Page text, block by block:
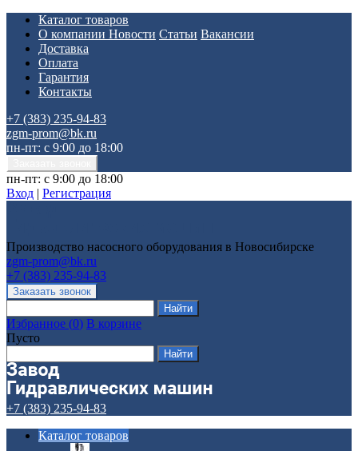
Каталог товаров
О компании Новости Статьи Вакансии
Доставка
Оплата
Гарантия
Контакты
+7 (383) 235-94-83
zgm-prom@bk.ru
пн-пт: с 9:00 до 18:00
пн-пт: с 9:00 до 18:00
Вход | Регистрация
Производство насосного оборудования в Новосибирске
zgm-prom@bk.ru
+7 (383) 235-94-83
Избранное (0) В корзине
Пусто
+7 (383) 235-94-83
Каталог товаров